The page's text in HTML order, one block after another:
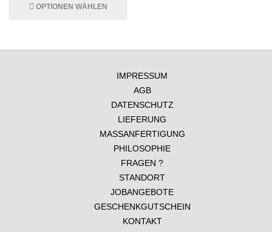
OPTIONEN WÄHLEN
IMPRESSUM
AGB
DATENSCHUTZ
LIEFERUNG
MASSANFERTIGUNG
PHILOSOPHIE
FRAGEN ?
STANDORT
JOBANGEBOTE
GESCHENKGUTSCHEIN
KONTAKT